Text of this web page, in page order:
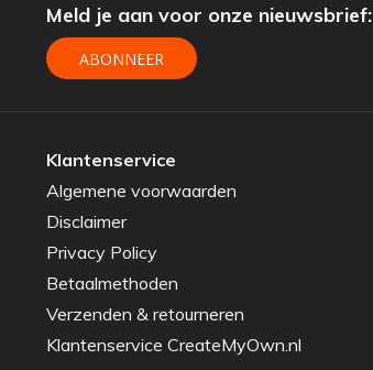
Meld je aan voor onze nieuwsbrief:
ABONNEER
Klantenservice
Algemene voorwaarden
Disclaimer
Privacy Policy
Betaalmethoden
Verzenden & retourneren
Klantenservice CreateMyOwn.nl